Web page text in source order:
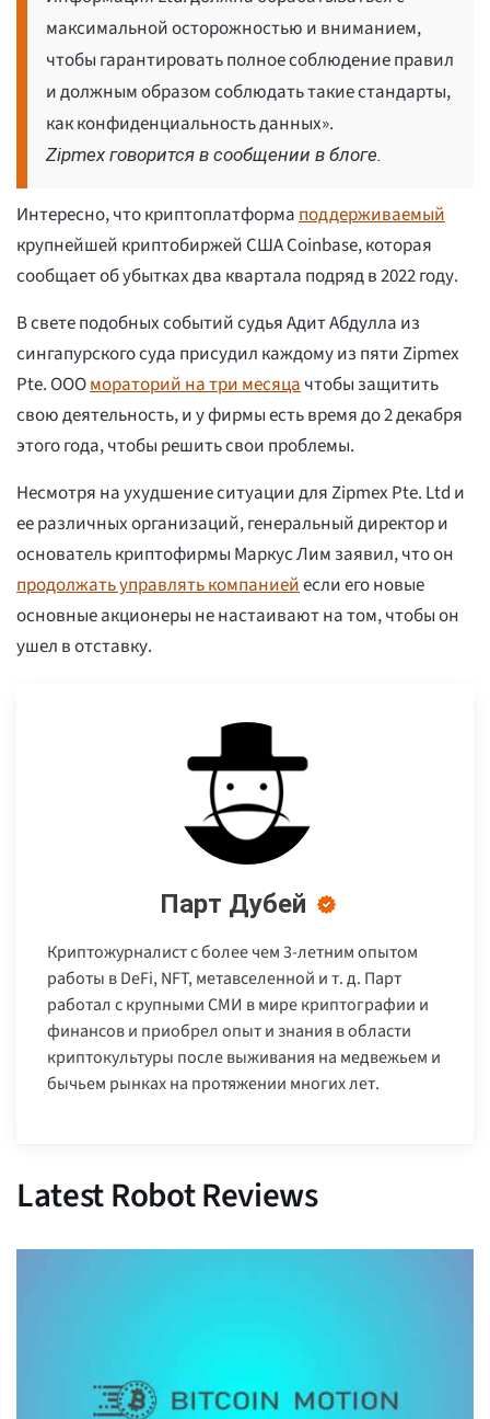
максимальной осторожностью и вниманием,
чтобы гарантировать полное соблюдение правил
и должным образом соблюдать такие стандарты,
как конфиденциальность данных».
Zipmex говорится в сообщении в блоге.
Интересно, что криптоплатформаподдерживаемый
крупнейшей криптобиржей США Coinbase, которая
сообщает об убытках два квартала подряд в 2022 году.
В свете подобных событий судья Адит Абдулла из
сингапурского суда присудил каждому из пяти Zipmex
Pte. ОООмораторий на три месяцачтобы защитить
свою деятельность, и у фирмы есть время до 2 декабря
этого года, чтобы решить свои проблемы.
Несмотря на ухудшение ситуации для Zipmex Pte. Ltd и
ее различных организаций, генеральный директор и
основатель криптофирмы Маркус Лим заявил, что он
продолжать управлять компаниейесли его новые
основные акционеры не настаивают на том, чтобы он
ушел в отставку.
Парт Дубей
Криптожурналист с более чем 3-летним опытом
работы в DeFi, NFT, метавселенной и т. д. Парт
работал с крупными СМИ в мире криптографии и
финансов и приобрел опыт и знания в области
криптокультуры после выживания на медвежьем и
бычьем рынках на протяжении многих лет.
Latest Robot Reviews